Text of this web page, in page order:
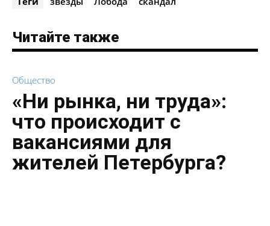
Читайте также
Общество
«Ни рынка, ни труда»:
что происходит с
вакансиями для
жителей Петербурга?